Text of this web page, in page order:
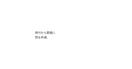
採寸から新規に
型を作成。